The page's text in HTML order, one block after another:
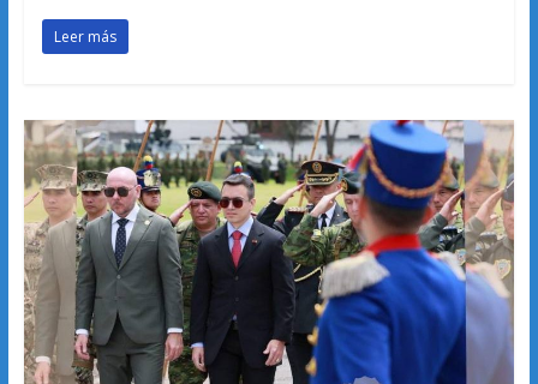
Leer más